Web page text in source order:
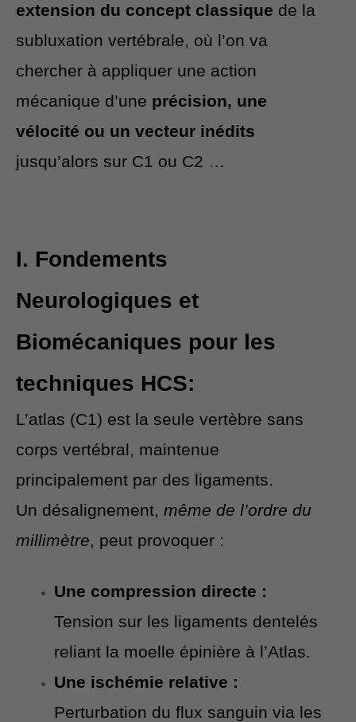
extension du concept classique de la
subluxation vertébrale, où l’on va
chercher à appliquer une action
mécanique d’une précision, une
vélocité ou un vecteur inédits
jusqu’alors sur C1 ou C2 …
I. Fondements
Neurologiques et
Biomécaniques pour les
techniques HCS:
L’atlas (C1) est la seule vertèbre sans
corps vertébral, maintenue
principalement par des ligaments.
Un désalignement, même de l’ordre du
millimètre, peut provoquer :
Une compression directe :
Tension sur les ligaments dentelés
reliant la moelle épinière à l’Atlas.
Une ischémie relative :
Perturbation du flux sanguin via les